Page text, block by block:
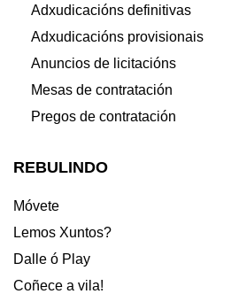
Adxudicacións definitivas
Adxudicacións provisionais
Anuncios de licitacións
Mesas de contratación
Pregos de contratación
REBULINDO
Móvete
Lemos Xuntos?
Dalle ó Play
Coñece a vila!